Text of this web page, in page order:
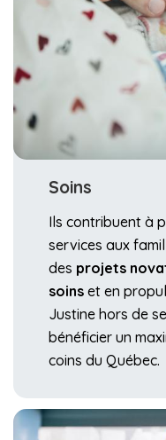
Soins
Ils contribuent à
services aux
des projets
soins et en
Justine hors de
bénéficier un
coins du Québec.